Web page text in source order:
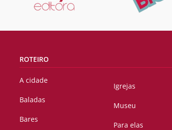
ROTEIRO
A cidade
Baladas
Bares
Igrejas
Museu
Para elas